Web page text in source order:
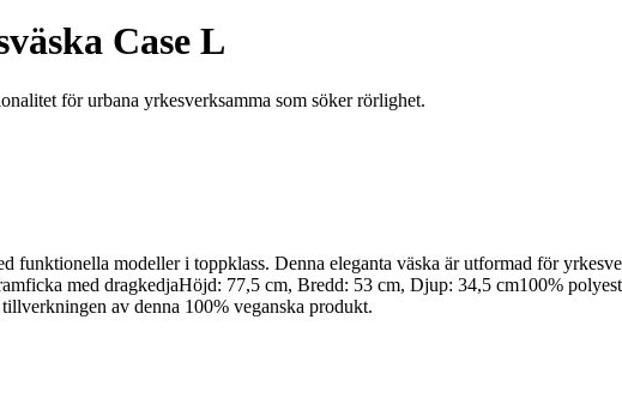
Case L
för urbana yrkesverksamma som söker rörlighet.
modeller i toppklass. Denna eleganta väska är utformad för
med dragkedjaHöjd: 77,5 cm, Bredd: 53 cm, Djup: 34,5 cm100%
av denna 100% veganska produkt.